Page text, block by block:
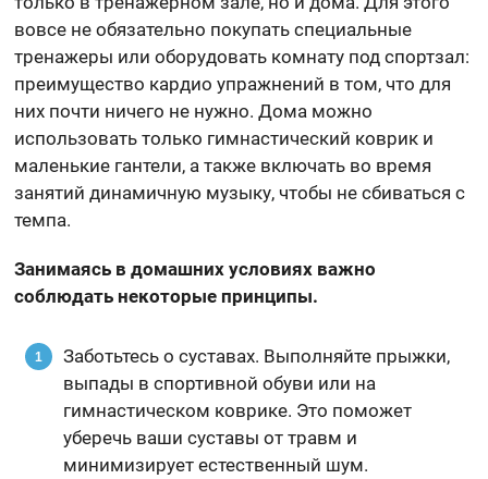
вовсе не обязательно покупать специальные
тренажеры или оборудовать комнату под спортзал:
преимущество кардио упражнений в том, что для
них почти ничего не нужно. Дома можно
использовать только гимнастический коврик и
маленькие гантели, а также включать во время
занятий динамичную музыку, чтобы не сбиваться с
темпа.
Занимаясь в домашних условиях важно
соблюдать некоторые принципы.
Заботьтесь о суставах. Выполняйте прыжки,
выпады в спортивной обуви или на
гимнастическом коврике. Это поможет
уберечь ваши суставы от травм и
минимизирует естественный шум.